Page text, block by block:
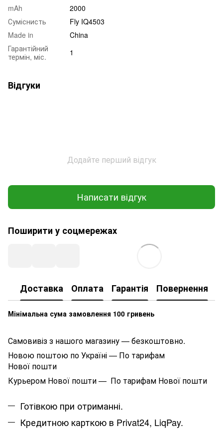
mAh
2000
Суміснисть
Fly IQ4503
Made in
China
Гарантійний
термін, міс.
1
Відгуки
Додайте перший відгук
Написати відгук
Поширити у соцмережах
Доставка Оплата Гарантія Повернення
Мінімальна сума замовлення 100 гривень
Самовивіз з нашого магазину — безкоштовно.
Новою поштою по Україні — По тарифам
Нової пошти
Курьером Нової пошти — По тарифам Нової пошти
Готівкою при отриманні.
Кредитною карткою в Privat24, LiqPay.